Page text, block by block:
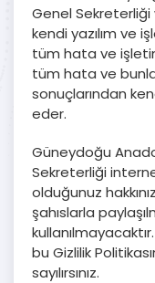
Genel
kendi yazılım ve
tüm hata ve
tüm hata ve
sonuçlarından
eder.
Güneydoğu
Sekreterliği
olduğunuz
şahıslarla
bu Gizlilik
sayılırsınız.